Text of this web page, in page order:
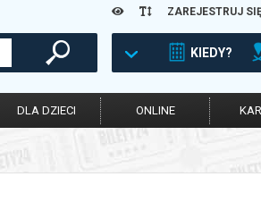
ZAREJESTRUJ
KIEDY?
DLA DZIECI ONLINE